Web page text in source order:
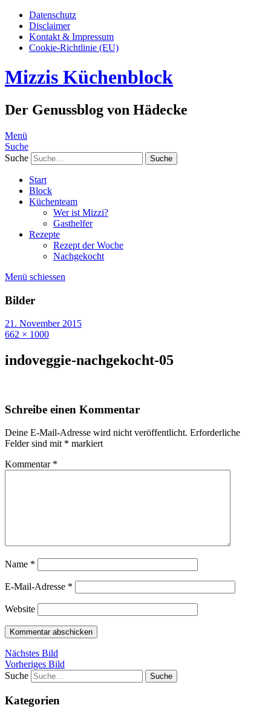
Datenschutz
Disclaimer
Kontakt & Impressum
Cookie-Richtlinie (EU)
Mizzis Küchenblock
Der Genussblog von Hädecke
Menü
Suche
Suche
Start
Block
Küchenteam
Wer ist Mizzi?
Gasthelfer
Rezepte
Rezept der Woche
Nachgekocht
Menü schiessen
Bilder
21. November 2015
662 × 1000
indoveggie-nachgekocht-05
Schreibe einen Kommentar
Deine E-Mail-Adresse wird nicht veröffentlicht. Erforderliche
Felder sind mit * markiert
Kommentar *
Name *
E-Mail-Adresse *
Website
Nächstes Bild
Vorheriges Bild
Suche
Kategorien